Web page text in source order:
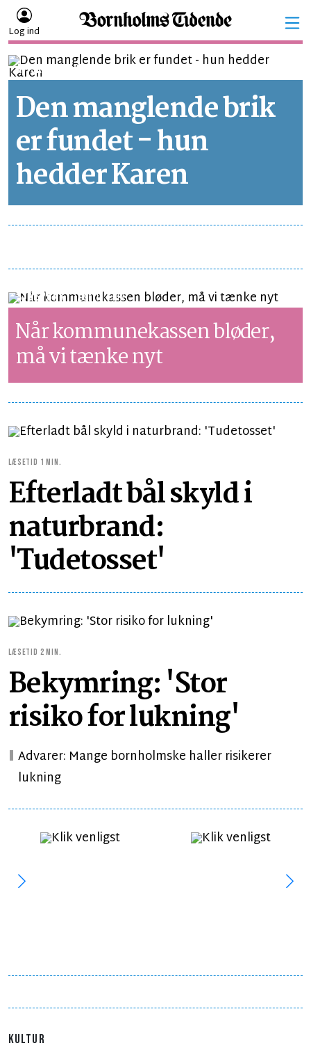
Log ind
AVISKOKKENS MADNYT
Den manglende brik
er fundet - hun
hedder Karen
SYNSPUNKTLÆSETID 3 MIN.
Når kommunekassen bløder,
må vi tænke nyt
LÆSETID 1 MIN.
Efterladt bål skyld i
naturbrand:
'Tudetosset'
LÆSETID 2 MIN.
Bekymring: 'Stor
risiko for lukning'
Advarer: Mange bornholmske haller risikerer
lukning
KULTUR